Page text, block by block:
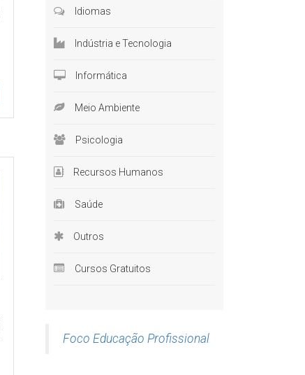
Idiomas
Indústria e Tecnologia
Informática
Meio Ambiente
Psicologia
Recursos Humanos
Saúde
Outros
Cursos Gratuitos
Foco Educação Profissional